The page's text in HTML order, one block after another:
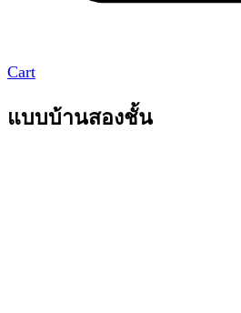
Cart
แบบบ้านสองชั้น